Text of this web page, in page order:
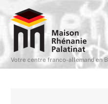
content
Votre centre franco-allemand en